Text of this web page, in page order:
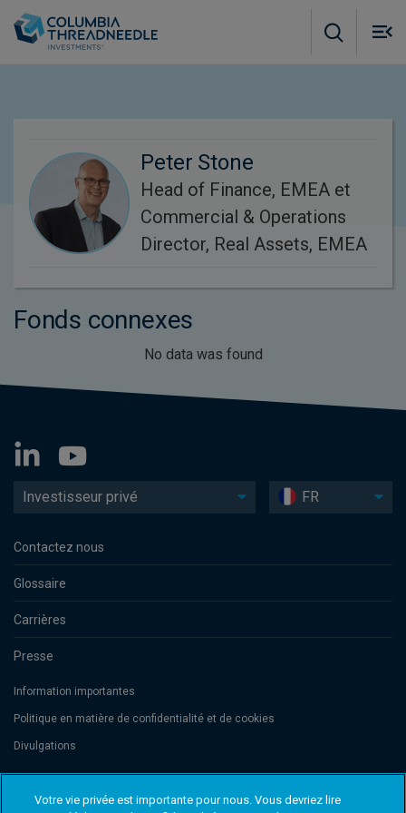
Peter Stone
Head of Finance, EMEA et
Commercial & Operations
Director, Real Assets, EMEA
Fonds connexes
No data was found
Investisseur privé FR
Contactez nous
Glossaire
Carrières
Presse
Information importantes
Politique en matière de confidentialité et de cookies
Divulgations
Threadneedle Management Luxembourg S.A., registered with the Registre
Votre vie privée est importante pour nous. Vous devriez lire